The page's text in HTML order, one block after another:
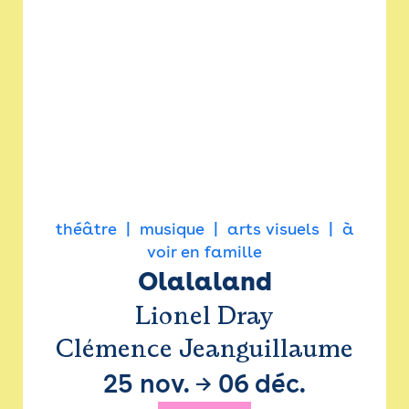
théâtre musique arts visuels
à
voir en famille
Olalaland
Lionel Dray
Clémence Jeanguillaume
25 nov. → 06 déc.